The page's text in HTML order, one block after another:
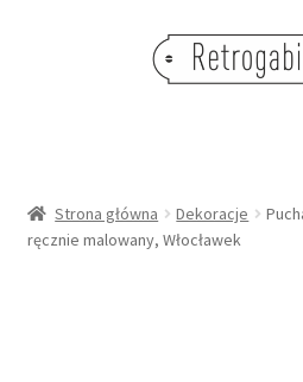
OBRAZY
Strona główna Dekoracje
ręcznie malowany, Włocławek